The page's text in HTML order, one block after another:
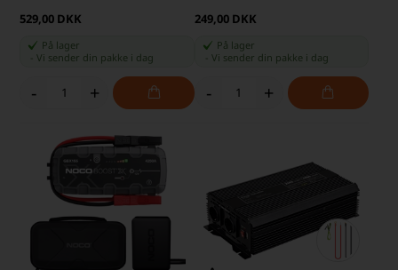
529,00 DKK
På lager
-Vi sender din pakke i dag
- +
249,00 DKK
På lager
Vi sender din pakke i dag
- +